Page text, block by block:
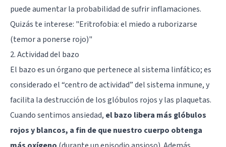
puede aumentar la probabilidad de sufrir inflamaciones.
Quizás te interese: "Eritrofobia: el miedo a ruborizarse
(temor a ponerse rojo)"
2. Actividad del bazo
El bazo es un órgano que pertenece al sistema linfático; es
considerado el “centro de actividad” del sistema inmune, y
facilita la destrucción de los glóbulos rojos y las plaquetas.
Cuando sentimos ansiedad, el bazo libera más glóbulos
rojos y blancos, a fin de que nuestro cuerpo obtenga